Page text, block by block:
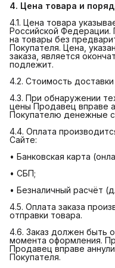
4. Цена товара и
4.1. Цена товара
Российской
на товары без
Покупателя. Цена,
заказа, является
подлежит.
4.2. Стоимость
4.3. При обнаружении
цены Продавец вправе
Покупателю денежные
4.4. Оплата
Сайте:
• Банковская карта
• СБП;
• Безналичный расчёт
4.5. Оплата заказа
отправки товара.
4.6. Заказ должен быть
момента оформления.
Продавец вправе
Покупателя.